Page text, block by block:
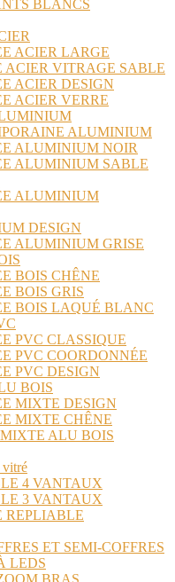
BLANCS
ACIER LARGE
ACIER VITRAGE SABLE
ACIER DESIGN
ACIER VERRE
ALUMINIUM
ALUMINIUM NOIR
ALUMINIUM SABLE
ALUMINIUM
DESIGN
ALUMINIUM GRISE
BOIS CHÊNE
BOIS GRIS
BOIS LAQUÉ BLANC
PVC CLASSIQUE
PVC COORDONNÉE
PVC DESIGN
BOIS
MIXTE DESIGN
MIXTE CHÊNE
ALU BOIS
vitré
4 VANTAUX
3 VANTAUX
REPLIABLE
ET SEMI-COFFRES
LEDS